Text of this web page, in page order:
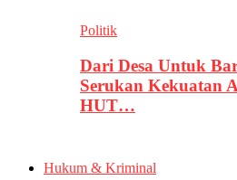
Politik
Dari Desa Untuk
Serukan Kekuatan
HUT…
Hukum & Kriminal